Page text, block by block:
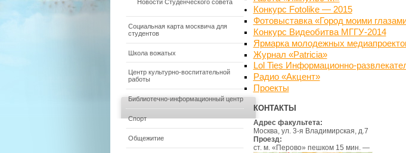
Новости Студенческого совета
Социальная карта москвича для
студентов
Школа вожатых
Центр культурно-воспитательной
работы
Библиотечно-информационный центр
Спорт
Общежитие
Конкурс Fotolike — 2015
Фотовыставка «Город моими
Конкурс Видеобитва МГГУ-2014
Ярмарка молодежных
Журнал «Patricia»
Lol Ties Информационно-
Радио «Акцент»
Проекты
КОНТАКТЫ
Адрес факультета:
Москва, ул. 3-я Владимирская, д.7
Проезд:
ст. м. «Перово» пешком 15 мин.—